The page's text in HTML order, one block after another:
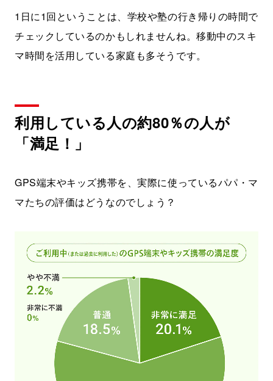
1日に1回ということは、学校や塾の行き帰りの時間で
チェックしているのかもしれませんね。移動中のスキ
マ時間を活用している家庭も多そうです。
利用している人の約80％の人が
「満足！」
GPS端末やキッズ携帯を、実際に使っているパパ・マ
マたちの評価はどうなのでしょう？